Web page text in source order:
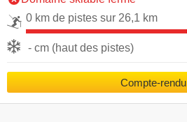
0 km de pistes sur 26,1 km
- cm (haut des pistes)
Compte-rendu